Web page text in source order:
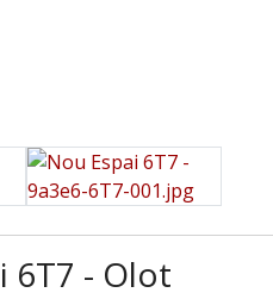
6T7 - Olot